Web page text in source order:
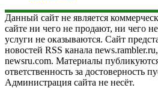
Данный сайт не является
сайте ни чего не продают, ни чего
услуги не оказываются. Сайт
новостей RSS канала
newsru.com. Материалы
ответственность за достоверность
Администрация сайта не несёт.